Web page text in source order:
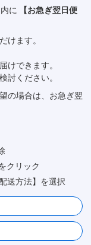
に
【お急ぎ翌日便
けます。
けできます。
討ください。
の場合は、お急ぎ翌
クリック
送方法】を選択